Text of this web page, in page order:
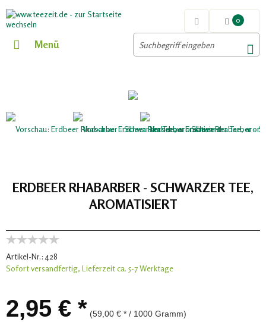
0
Menü
ERDBEER RHABARBER - SCHWARZER TEE,
AROMATISIERT
Artikel-Nr.: 428
Sofort versandfertig, Lieferzeit ca. 5-7 Werktage
2,95 € * (59,00 € * / 1000 Gramm)